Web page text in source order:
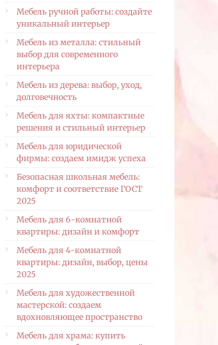
Мебель ручной работы: создайте
уникальный интерьер
Мебель из металла: стильный
выбор для современного
интерьера
Мебель из дерева: выбор, уход,
долговечность
Мебель для яхты: компактные
решения и стильный интерьер
Мебель для юридической
фирмы: создаем имидж успеха
Безопасная школьная мебель:
комфорт и соответствие ГОСТ
2025
Мебель для 6-комнатной
квартиры: дизайн и комфорт
Мебель для 4-комнатной
квартиры: дизайн, выбор, цены
2025
Мебель для художественной
мастерской: создаем
вдохновляющее пространство
Мебель для храма: купить